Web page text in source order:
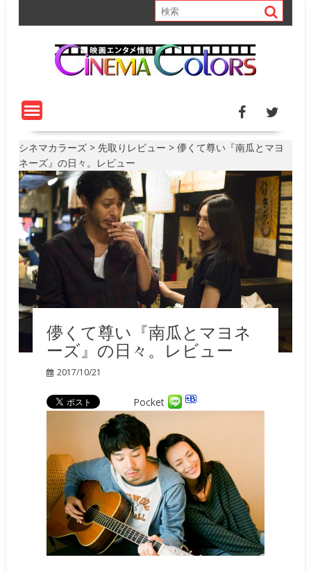
シネマカラーズ > 先取りレビュー >儚くて尊い『南瓜とマヨ
ネーズ』の日々。レビュー
儚くて尊い『南瓜とマヨネ
ーズ』の日々。レビュー
2017/10/21
Pocket